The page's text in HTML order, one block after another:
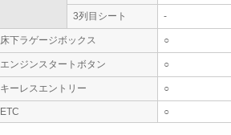
3列目シート -
床下ラゲージボックス ○
エンジンスタートボタン ○
キーレスエントリー ○
ETC ○